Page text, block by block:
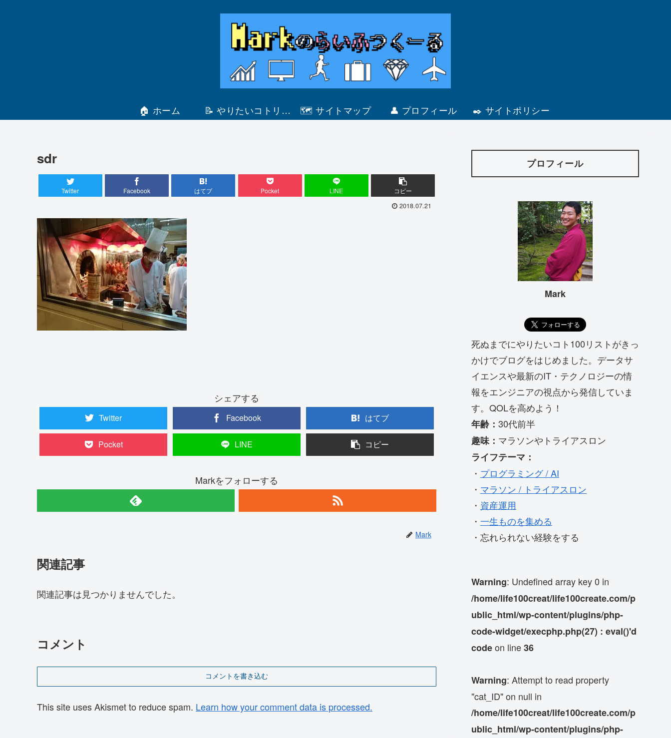
🏠 ホーム
📝 やりたいコトリス
🗺 サイトマップ 👤 プロフィール ✒️ サイトポリシー
sdr
Twitter Facebook はてブ Pocket LINE コピー
2018.07.21
シェアする
Twitter Facebook はてブ
Pocket LINE コピー
Markをフォローする
Mark
関連記事
関連記事は見つかりませんでした。
コメント
コメントを書き込む
This site uses Akismet to reduce spam. Learn how your comment data is processed.
プロフィール
Mark
死ぬまでにやりたいコト100リストがきっ
かけでブログをはじめました。データサ
イエンスや最新のIT・テクノロジーの情
報をエンジニアの視点から発信していま
す。QOLを高めよう！
年齢： 30代前半
趣味： マラソンやトライアスロン
ライフテーマ：
・ プログラミング / AI
・ マラソン / トライアスロン
・ 資産運用
・ 一生ものを集める
・忘れられない経験をする
Warning: Undefined array key 0 in
/home/life100creat/life100create.com/p
ublic_html/wp-content/plugins/php-
code-widget/execphp.php(27) : eval()'d
codeon line36
Warning: Attempt to read property
"cat_ID" on null in
/home/life100creat/life100create.com/p
ublic_html/wp-content/plugins/php-